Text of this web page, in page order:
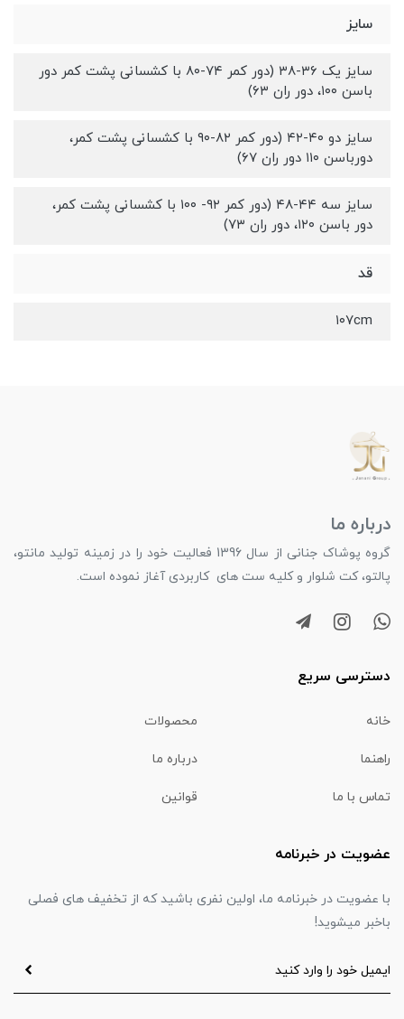
سایز
سایز یک ۳۶-۳۸ (دور کمر ۷۴-۸۰ با کشسانی پشت کمر دور
باسن ۱۰۰، دور ران ۶۳)
سایز دو ۴۰-۴۲ (دور کمر ۸۲-۹۰ با کشسانی پشت کمر،
دورباسن ۱۱۰ دور ران ۶۷)
سایز سه ۴۴-۴۸ (دور کمر ۹۲- ۱۰۰ با کشسانی پشت کمر،
دور باسن ۱۲۰، دور ران ۷۳)
قد
۱۰۷cm
درباره ما
گروه پوشاک جنانی از سال 1396 فعالیت خود را در زمینه تولید مانتو،
پالتو، کت شلوار و کلیه ست های کاربردی آغاز نموده است.
دسترسی سریع
خانه محصولات
راهنما درباره ما
تماس با ما قوانین
عضویت در خبرنامه
با عضویت در خبرنامه ما، اولین نفری باشید که از تخفیف های فصلی
باخبر میشوید!